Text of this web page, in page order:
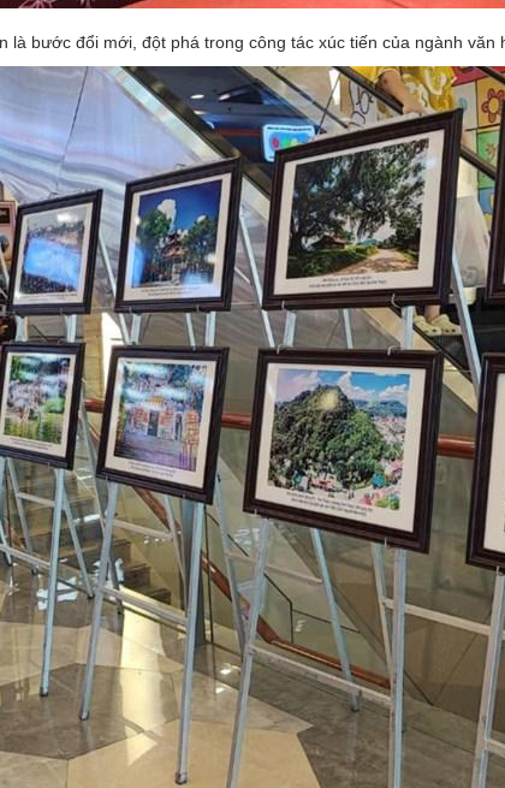
bước đổi mới, đột phá trong công tác xúc tiến của ngành văn